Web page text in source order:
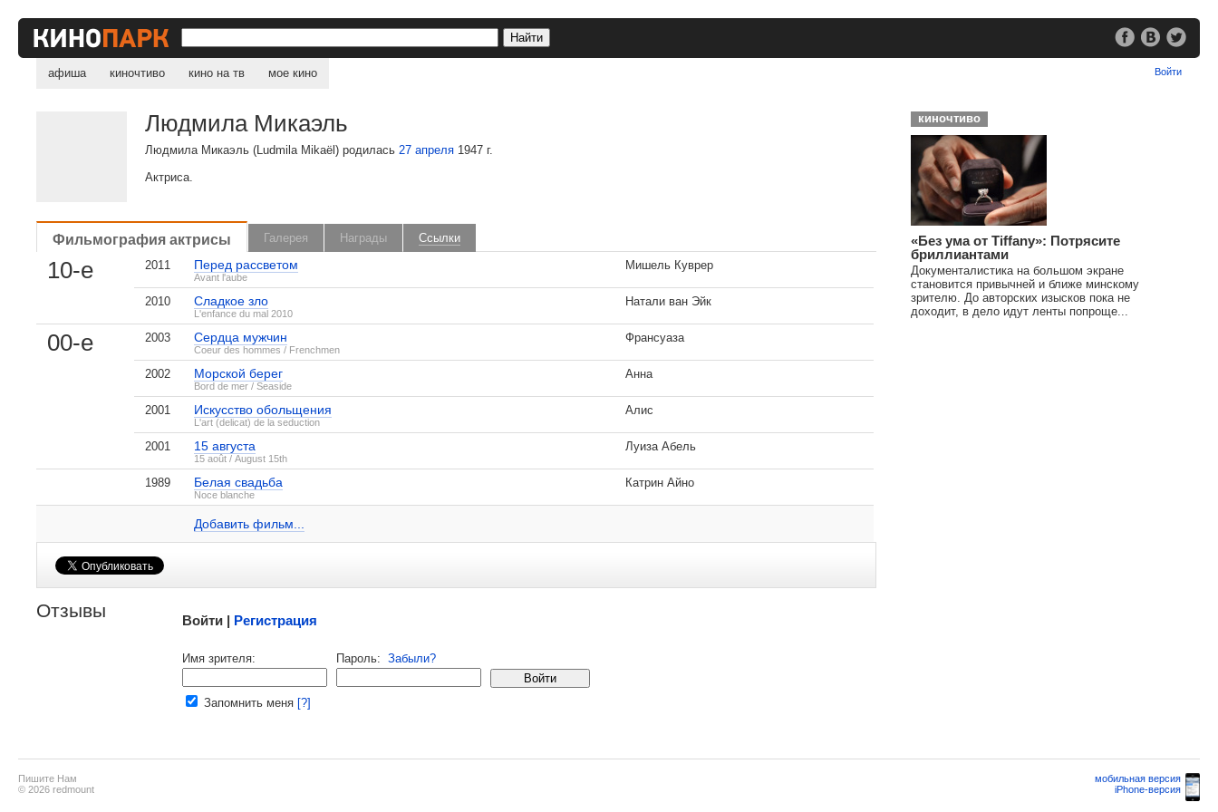
афиша киночтиво кино на тв мое кино Войти
Людмила Микаэль
Людмила Микаэль (Ludmila Mikaël) родилась27 апреля 1947 г.
Актриса.
Фильмография актрисы Галерея Награды Ссылки
10-е 2011 Перед рассветом
Avant l'aube
Мишель Куврер
2010 Сладкое зло
L'enfance du mal 2010
Натали ван Эйк
00-е 2003 Сердца мужчин
Coeur des hommes / Frenchmen
Франсуаза
2002 Морской берег
Bord de mer / Seaside
Анна
2001 Искусство обольщения
L'art (delicat) de la seduction
Алис
2001 15 августа
15 août / August 15th
Луиза Абель
1989 Белая свадьба
Noce blanche
Катрин Айно
Добавить фильм...
Людмила Микаэль на IMDB.com
Отзывы
, поделитесь своим мнением
Войти | Регистрация
Имя зрителя: Пароль:Забыли?
Запомнить меня [?]
киночтиво
«Без ума от Tiffany»: Потрясите
бриллиантами
Документалистика на большом экране
становится привычней и ближе минскому
зрителю. До авторских изысков пока не
доходит, в дело идут ленты попроще...
Пишите Нам
© 2026 redmount
мобильная версия
iPhone-версия